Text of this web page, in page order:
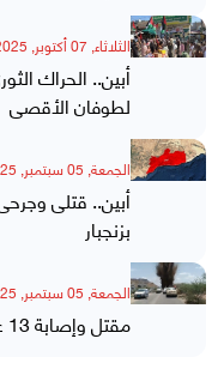
الثلاثاء, 07 أكتوبر, 2025
أبين.. الحراك
لطوفان الأقصى
الجمعة, 05 سبتمبر, 2025
أبين.. قتلى
بزنجبار
الجمعة, 05 سبتمبر, 2025
مقتل وإصابة 13 عنصرا في مليشيا الانتقالي بمودية أبين